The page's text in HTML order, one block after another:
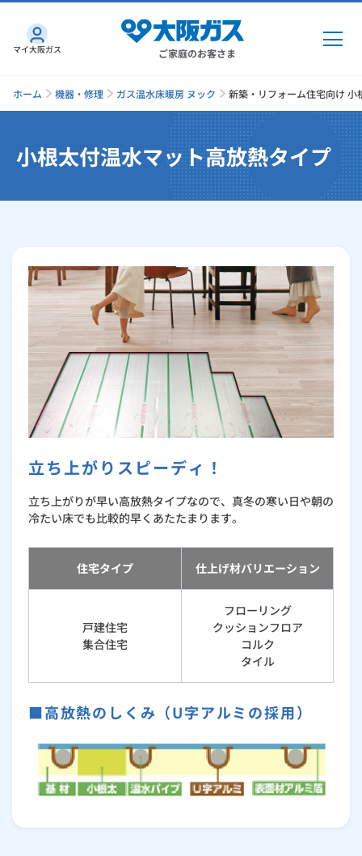
ご家庭のお客さま
ガス・電気
ガス
ガストップ
GAS得プラン
一般料金
「大阪ガスの都市ガス」への切り替えについて
電気
「大阪ガスの電気」が選ばれる理由
電気料金メニュー
お手続きから使用開始までの流れ
太陽光発電余剰電力買取サービス
まとめプラン紹介
ガスと電気の
使用開始の申込
ガスと電気の
使用中止 の申込
さすガねっとのメリット
料金プラン
工事・開通までの流れ
通信速度測定
まとめプラン紹介
インターネットのお申込み
機器・修理
機器・修理トップ
機器
キッチン
ガスコンロ
ガスオーブン
レンジフード
バス・洗面
ガス温水浴室暖房乾燥機
「カワック・ミストカワック」
乾太くん
ガスファンヒーター
ガス温水床暖房「ヌック」
ルームエアコン
発電・省エネ
エネファーム
エコキュート
警報器・消火器
ぴこぴこ・スマぴこ・けむぴこ
修理
故障診断
取扱説明書を探す
お近くのガスのお店
定額サービス
らく得保証
ほっ得定額
機器・修理お申込み
くらしのサービス
くらしのサービストップ
リフォーム・リノベーション
みるぴこ
FitDish
めちゃとクーポン
関西おでかけ納税
ハウスクリーニング
お手続き・サポート
お手続き一覧
お問い合わせ
お引越しの手続き
ショールーム Daigasコラム
総合TOP 業務用・産業用のお客さま
マイ大阪ガス
ホーム 機器・修理 ガス温水床暖房 ヌック 新築・リフォーム住宅向け
小根太付温水マット高放熱タイプ
立ち上がりスピーディ！
立ち上がりが早い高放熱タイプなので、真冬の寒い日や朝の
冷たい床でも比較的早くあたたまります。
住宅タイプ 仕上げ材バリエーション
戸建住宅
集合住宅
フローリング
クッションフロア
コルク
タイル
■高放熱のしくみ（U字アルミの採用）